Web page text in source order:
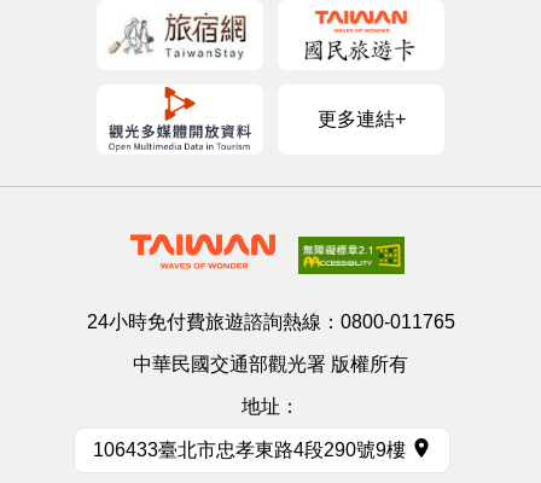
更多連結+
24小時免付費旅遊諮詢熱線： 0800-011765
中華民國交通部觀光署 版權所有
地址：
106433臺北市忠孝東路4段290號9樓